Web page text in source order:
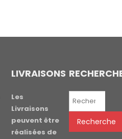
LIVRAISONS
Les
Livraisons
peuvent être
réalisées de
Recherche
Recherche